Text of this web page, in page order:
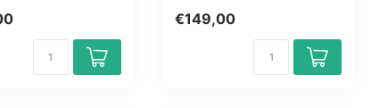
interactieve ...
€149,00